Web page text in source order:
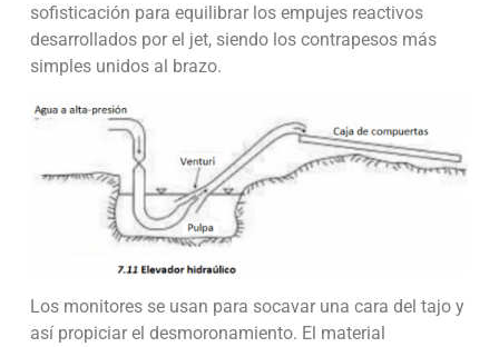
sofisticación para equilibrar los empujes reactivos
desarrollados por el jet, siendo los contrapesos más
simples unidos al brazo.
Los monitores se usan para socavar una cara del tajo y
así propiciar el desmoronamiento. El material